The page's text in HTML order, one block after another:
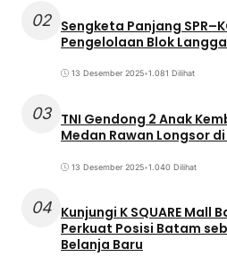
02 Sengketa Panjang
Pengelolaan Blok
13 Desember 2025•1.081 Dilihat
03 TNI Gendong 2 Anak
Medan Rawan Longsor
13 Desember 2025•1.040 Dilihat
04 Kunjungi K SQUARE Mall
Perkuat Posisi Batam
Belanja Baru